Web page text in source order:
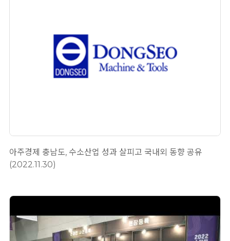
아주경제 충남도, 수소산업 성과 살피고 국내외 동향 공유
(2022.11.30)